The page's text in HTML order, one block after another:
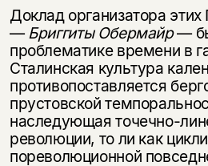
Доклад организатора этих
—Бриггиты Обермайр—
проблематике времени в
Сталинская культура
противопоставляется
прустовской
наследующая точечно-
революции, то ли как
пореволюционной